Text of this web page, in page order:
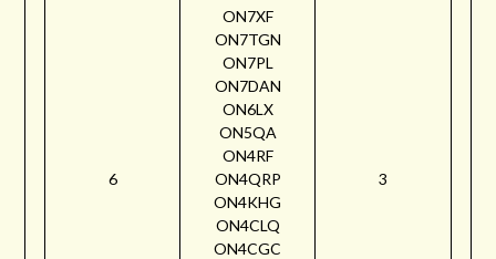
6
ON7XF
ON7TGN
ON7PL
ON7DAN
ON6LX
ON5QA
ON4RF
ON4QRP
ON4KHG
ON4CLQ
ON4CGC
3